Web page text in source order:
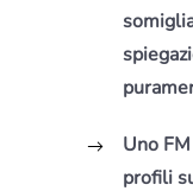
Uno
profili